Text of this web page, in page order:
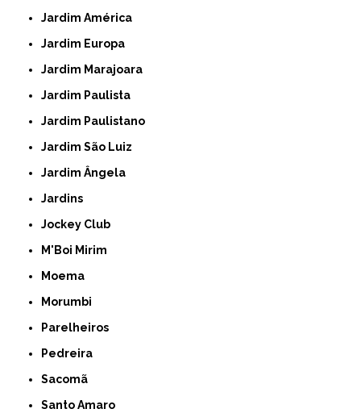
Jardim América
Jardim Europa
Jardim Marajoara
Jardim Paulista
Jardim Paulistano
Jardim São Luiz
Jardim Ângela
Jardins
Jockey Club
M'Boi Mirim
Moema
Morumbi
Parelheiros
Pedreira
Sacomã
Santo Amaro